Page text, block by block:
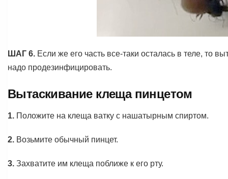
ШАГ 6. Если же его часть все-таки осталась в теле, то
надо продезинфицировать.
Вытаскивание клеща пинцетом
1. Положите на клеща ватку с нашатырным спиртом.
2. Возьмите обычный пинцет.
3. Захватите им клеща поближе к его рту.